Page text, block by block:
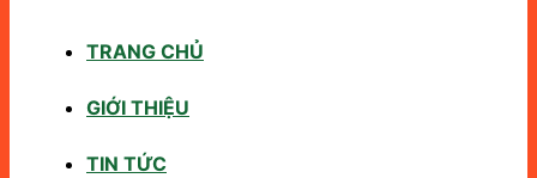
TRANG CHỦ
GIỚI THIỆU
TIN TỨC